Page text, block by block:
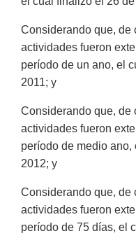
Considerando que, de
actividades fueron
período de un ano, el
2011; y
Considerando que, de
actividades fueron
período de medio
2012; y
Considerando que, de
actividades fueron
período de 75 días, el